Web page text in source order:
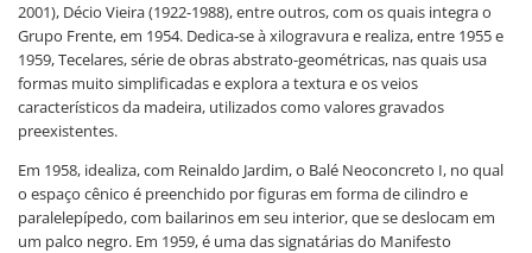
2001), Décio Vieira (1922-1988), entre outros, com os quais integra o
Grupo Frente, em 1954. Dedica-se à xilogravura e realiza, entre 1955 e
1959, Tecelares, série de obras abstrato-geométricas, nas quais usa
formas muito simplificadas e explora a textura e os veios
característicos da madeira, utilizados como valores gravados
preexistentes.
Em 1958, idealiza, com Reinaldo Jardim, o Balé Neoconcreto I, no qual
o espaço cênico é preenchido por figuras em forma de cilindro e
paralelepípedo, com bailarinos em seu interior, que se deslocam em
um palco negro. Em 1959, é uma das signatárias do Manifesto